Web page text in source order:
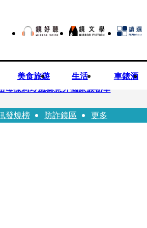
美食旅遊 生活 車錶酒
徐莉玲風暴意外揭家族祕辛
長子身世
發燒榜 防詐鏡區 更多